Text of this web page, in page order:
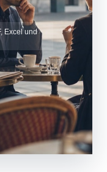
Excel und